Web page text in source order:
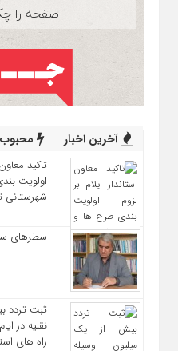
آخرین اخبار محبوب
تاکید
اولویت‌
شهرستانی
سطرهای
ثبت تردد
نقلیه در
راه‌ های